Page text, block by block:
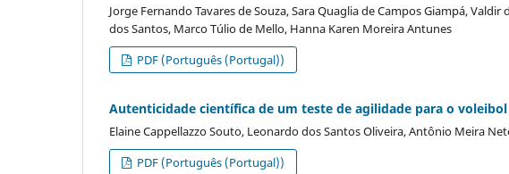
Jorge Fernando Tavares de Souza, Sara Quaglia de Campos Giampá,
dos Santos, Marco Túlio de Mello, Hanna Karen Moreira Antunes
PDF (Português (Portugal))
Autenticidade científica de um teste de agilidade para o
Elaine Cappellazzo Souto, Leonardo dos Santos Oliveira, Antônio Meira
PDF (Português (Portugal))